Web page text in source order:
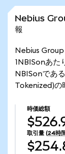
Nebius
報
Nebius
1NBISonあた
NBISonであ
Tokenized)の
時価総額
取引量 (24時